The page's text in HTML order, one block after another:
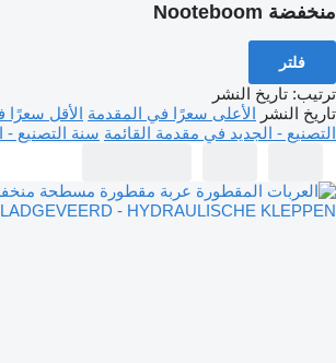
منخفضة Nooteboom
فلتر
ترتيب: تاريخ النشر
تاريخ النشر الأعلى سعرًا في المقدمة الأقل سعرًا
التصنيع - الجديد في مقدمة القائمة سنة التصنيع -